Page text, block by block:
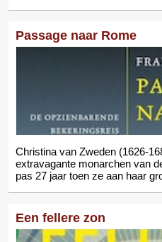
Passage naar Rome
Christina van Zweden (1626-
extravagante monarchen van
pas 27 jaar toen ze aan haar
Een fellere zon